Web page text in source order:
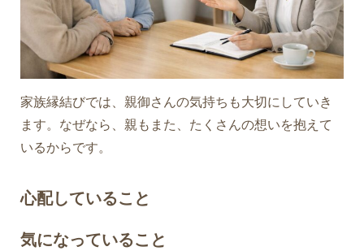
家族縁結びでは、親御さんの気持ちも大切にしていき
ます。なぜなら、親もまた、たくさんの想いを抱えて
いるからです。
心配していること
気になっていること